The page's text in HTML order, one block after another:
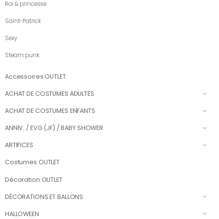
Roi & princesse
Saint-Patrick
Sexy
Steam punk
Accessoires OUTLET
ACHAT DE COSTUMES ADULTES
ACHAT DE COSTUMES ENFANTS
ANNIV. / EVG (JF) / BABY SHOWER
ARTIFICES
Costumes OUTLET
Décoration OUTLET
DÉCORATIONS ET BALLONS
HALLOWEEN